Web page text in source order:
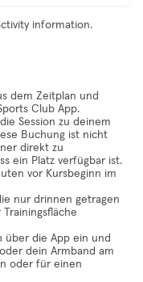
information.
dem Zeitplan und
Club App.
Session zu deinem
Buchung ist nicht
direkt zu
ein Platz verfügbar ist.
vor Kursbeginn im
nur drinnen getragen
über die App ein und
dein Armband am
oder für einen